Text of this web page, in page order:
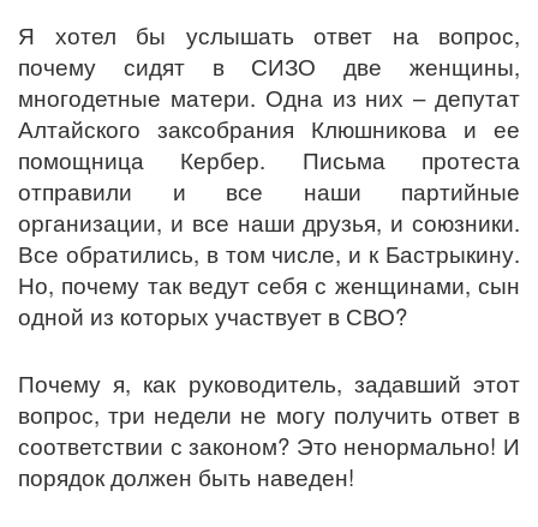
Я хотел бы услышать ответ на вопрос,
почему сидят в СИЗО две женщины,
многодетные матери. Одна из них – депутат
Алтайского заксобрания Клюшникова и ее
помощница Кербер. Письма протеста
отправили и все наши партийные
организации, и все наши друзья, и союзники.
Все обратились, в том числе, и к Бастрыкину.
Но, почему так ведут себя с женщинами, сын
одной из которых участвует в СВО?
Почему я, как руководитель, задавший этот
вопрос, три недели не могу получить ответ в
соответствии с законом? Это ненормально! И
порядок должен быть наведен!